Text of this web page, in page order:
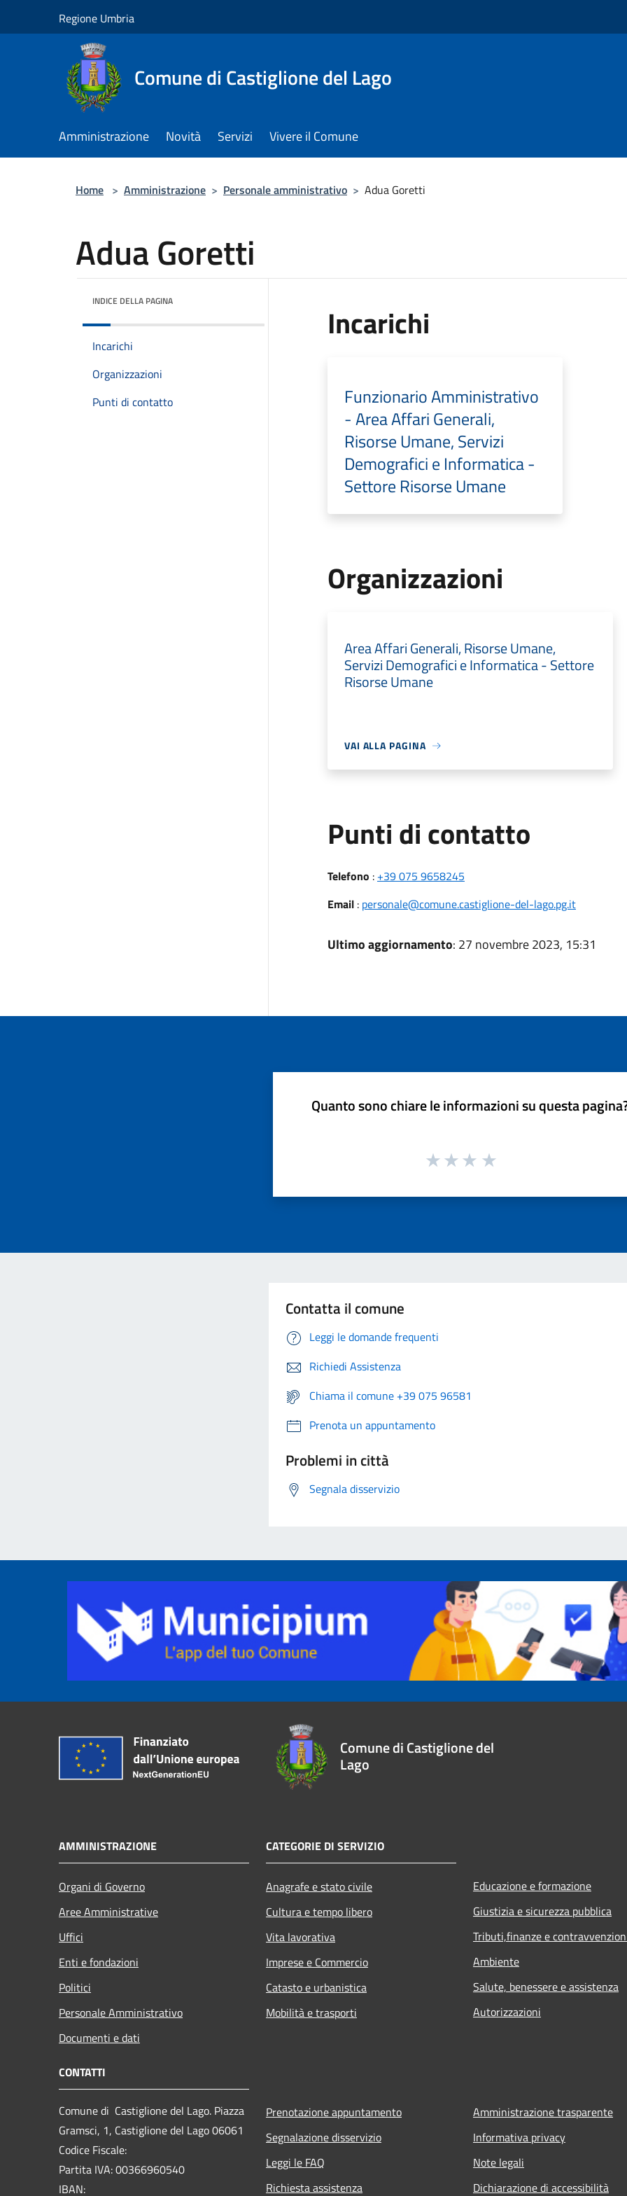
Regione Umbria
Comune di Castiglione del Lago
Amministrazione Novità Servizi Vivere il Comune
Home > Amministrazione > Personale amministrativo > Adua Goretti
Adua Goretti
INDICE DELLA PAGINA
Incarichi
Organizzazioni
Punti di contatto
Incarichi
Funzionario Amministrativo
- Area Affari Generali,
Risorse Umane, Servizi
Demografici e Informatica -
Settore Risorse Umane
Organizzazioni
Area Affari Generali, Risorse Umane,
Servizi Demografici e Informatica - Settore
Risorse Umane
VAI ALLA PAGINA
Punti di contatto
Telefono : +39 075 9658245
Email: personale@comune.castiglione-del-lago.pg.it
Ultimo aggiornamento: 27 novembre 2023, 15:31
Quanto sono chiare le informazioni su questa
Contatta il comune
Leggi le domande frequenti
Richiedi Assistenza
Chiama il comune +39 075 96581
Prenota un appuntamento
Problemi in città
Segnala disservizio
Comune di Castiglione del
Lago
AMMINISTRAZIONE
Organi di Governo
Aree Amministrative
Uffici
Enti e fondazioni
Politici
Personale Amministrativo
Documenti e dati
CATEGORIE DI SERVIZIO
Anagrafe e stato civile
Cultura e tempo libero
Vita lavorativa
Imprese e Commercio
Catasto e urbanistica
Mobilità e trasporti
Educazione e formazione
Giustizia e sicurezza pubblica
Tributi,finanze e
Ambiente
Salute, benessere e assistenza
Autorizzazioni
CONTATTI
Comune di Castiglione del Lago. Piazza
Gramsci, 1, Castiglione del Lago 06061
Codice Fiscale:
Partita IVA: 00366960540
IBAN:
Prenotazione appuntamento
Segnalazione disservizio
Leggi le FAQ
Richiesta assistenza
Amministrazione trasparente
Informativa privacy
Note legali
Dichiarazione di accessibilità